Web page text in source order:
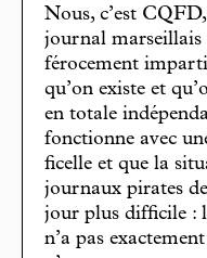
Nous, c’est
journal marseillais
férocement
qu’on existe et
en totale
fonctionne avec
ficelle et que la
journaux pirates
jour plus difficile :
n’a pas